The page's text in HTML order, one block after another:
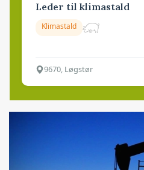
Leder til klimastald
Klimastald
9670, Løgstør